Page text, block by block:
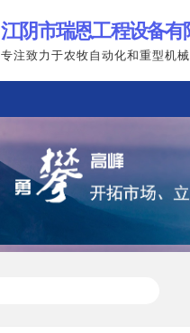
江阴市瑞恩工程设备有
专注致力于农牧自动化和重型机